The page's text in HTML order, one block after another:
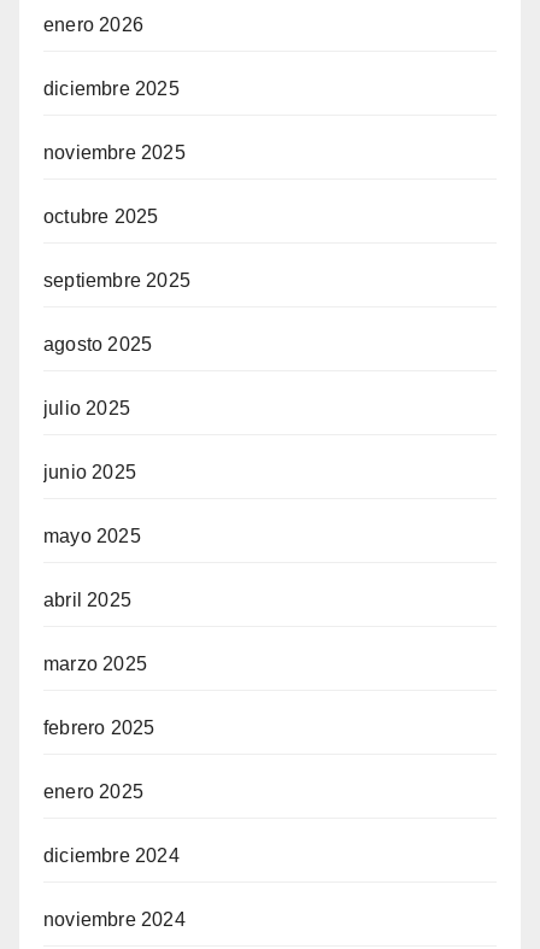
enero 2026
diciembre 2025
noviembre 2025
octubre 2025
septiembre 2025
agosto 2025
julio 2025
junio 2025
mayo 2025
abril 2025
marzo 2025
febrero 2025
enero 2025
diciembre 2024
noviembre 2024